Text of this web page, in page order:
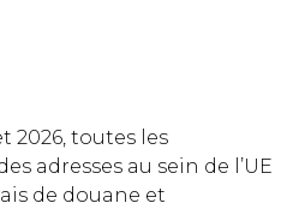
2026, toutes les
adresses au sein de l’UE
de douane et